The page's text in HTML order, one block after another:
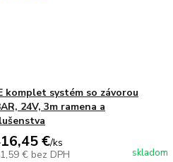
komplet systém so závorou
24V, 3m ramena a
€/ks
€ bez DPH skladom